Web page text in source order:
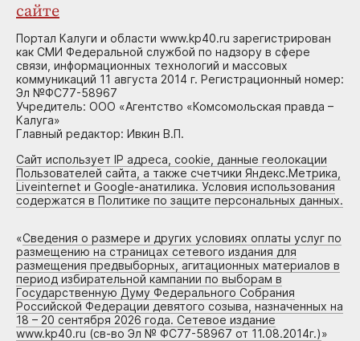
сайте
Портал Калуги и области www.kp40.ru зарегистрирован
как СМИ Федеральной службой по надзору в сфере
связи, информационных технологий и массовых
коммуникаций 11 августа 2014 г. Регистрационный номер:
Эл №ФС77-58967
Учредитель: ООО «Агентство «Комсомольская правда –
Калуга»
Главный редактор: Ивкин В.П.
Сайт использует IP адреса, cookie, данные геолокации
Пользователей сайта, а также счетчики Яндекс.Метрика,
Liveinternet и Google-анатилика. Условия использования
содержатся в Политике по защите персональных данных.
«Сведения о размере и других условиях оплаты услуг по
размещению на страницах сетевого издания для
размещения предвыборных, агитационных материалов в
период избирательной кампании по выборам в
Государственную Думу Федерального Собрания
Российской Федерации девятого созыва, назначенных на
18 – 20 сентября 2026 года. Сетевое издание
www.kp40.ru (св-во Эл № ФС77-58967 от 11.08.2014г.)»